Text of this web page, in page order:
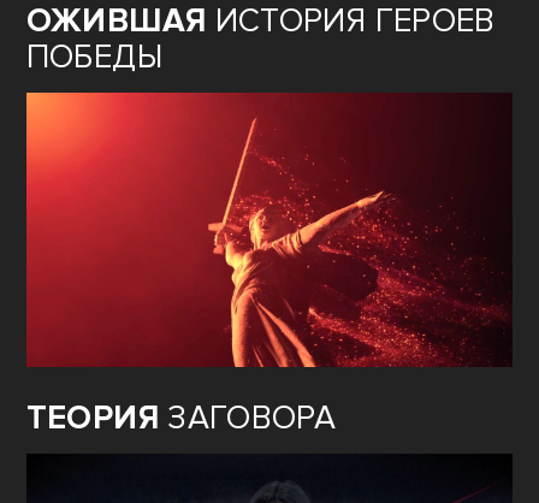
ОЖИВШАЯ ИСТОРИЯ ГЕРОЕВ
ПОБЕДЫ
ТЕОРИЯ ЗАГОВОРА